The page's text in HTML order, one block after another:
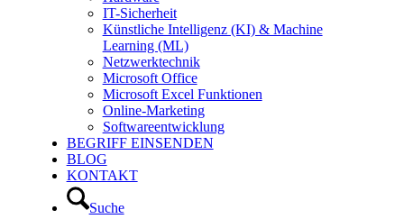
IT-Sicherheit
Künstliche Intelligenz (KI) & Machine
Learning (ML)
Netzwerktechnik
Microsoft Office
Microsoft Excel Funktionen
Online-Marketing
Softwareentwicklung
BEGRIFF EINSENDEN
BLOG
KONTAKT
Suche